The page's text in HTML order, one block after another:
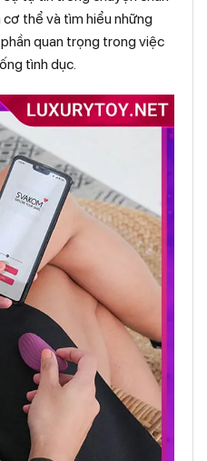
thể và tìm hiểu những
quan trọng trong việc
tình dục.